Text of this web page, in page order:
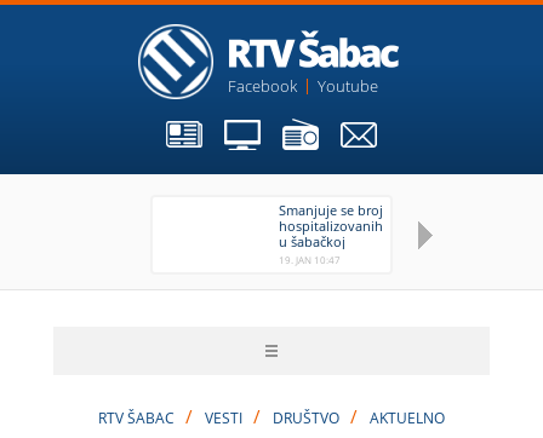
Facebook Youtube
Smanjuje se broj
hospitalizovanih
u šabačkoj
Opštoj bolnici
19. JAN 10:47
RTV ŠABAC / VESTI / DRUŠTVO / AKTUELNO